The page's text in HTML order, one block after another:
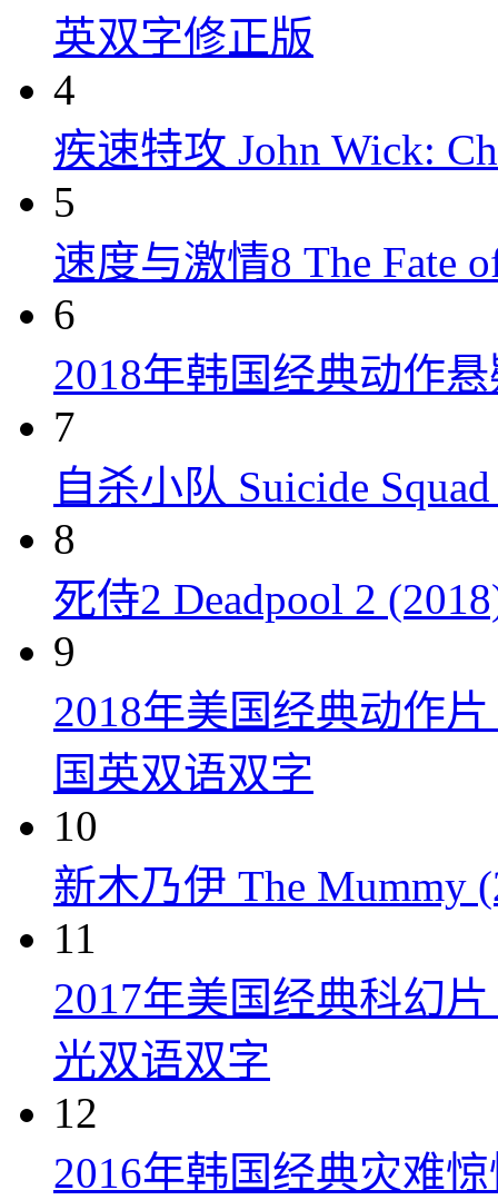
英双字修正版
4
疾速特攻 John Wick:
5
速度与激情8 The Fate
6
2018年韩国经典动作
7
自杀小队 Suicide
8
死侍2 Deadpool 2
9
2018年美国经典动作
国英双语双字
10
新木乃伊 The Mummy
11
2017年美国经典科幻
光双语双字
12
2016年韩国经典灾难